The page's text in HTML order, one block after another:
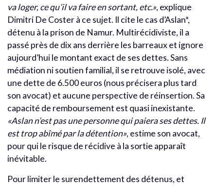
va loger, ce qu’il va faire en sortant, etc.», explique
Dimitri De Coster à ce sujet. Il cite le cas d’Aslan*,
détenu à la prison de Namur. Multirécidiviste, il a
passé près de dix ans derrière les barreaux et ignore
aujourd’hui le montant exact de ses dettes. Sans
médiation ni soutien familial, il se retrouve isolé, avec
une dette de 6.500 euros (nous précisera plus tard
son avocat) et aucune perspective de réinsertion. Sa
capacité de remboursement est quasi inexistante.
«Aslan n’est pas une personne qui paiera ses dettes. Il
est trop abîmé par la détention», estime son avocat,
pour qui le risque de récidive à la sortie apparaît
inévitable.
Pour limiter le surendettement des détenus, et